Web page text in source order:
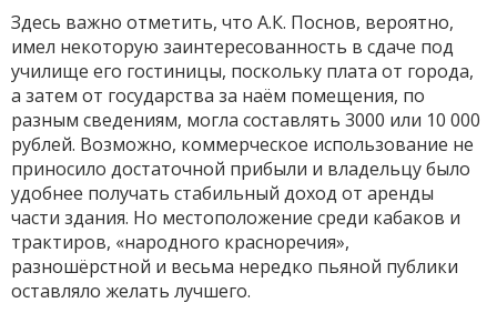
Здесь важно отметить, что А.К. Поснов, вероятно,
имел некоторую заинтересованность в сдаче под
училище его гостиницы, поскольку плата от города,
а затем от государства за наём помещения, по
разным сведениям, могла составлять 3000 или 10 000
рублей. Возможно, коммерческое использование не
приносило достаточной прибыли и владельцу было
удобнее получать стабильный доход от аренды
части здания. Но местоположение среди кабаков и
трактиров, «народного красноречия»,
разношёрстной и весьма нередко пьяной публики
оставляло желать лучшего.